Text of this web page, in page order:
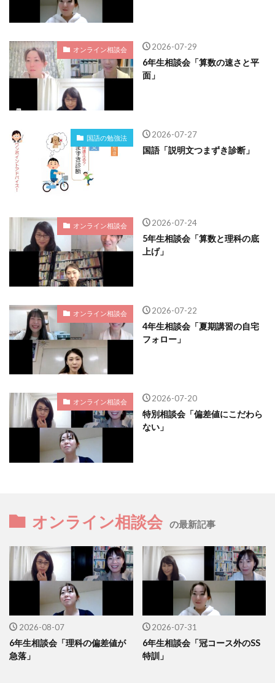
オンライン相談会 2026-07-29
6年生相談会「算数の速さと平
面」
国語の勉強法 2026-07-27
国語「説明文つまずき診断」
オンライン相談会 2026-07-24
5年生相談会「算数と理科の底
上げ」
オンライン相談会 2026-07-22
4年生相談会「夏期講習の自宅
フォロー」
オンライン相談会 2026-07-20
特別相談会「偏差値にこだわら
ない」
オンライン相談会 の最新記事
2026-08-07
6年生相談会「理科の偏差値が
急落」
2026-07-31
6年生相談会「冠コース外のSS
特訓」